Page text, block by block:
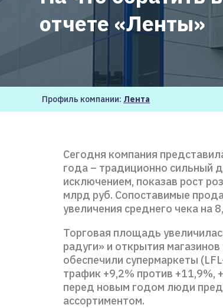
отчете «Ленты»
Профиль компании: Лента
Сегодня компания
года – традиционно сильный
исключением, показав рост
млрд руб. Сопоставимые
увеличения среднего чека на
Торговая площадь
радуги» и открытия
обеспечили супермаркеты
трафик +9,2% против +11,9%,
перед новым годом люди
ассортиментом.